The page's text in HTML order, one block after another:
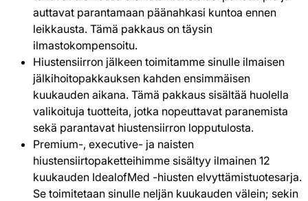
auttavat parantamaan päänahkasi kuntoa ennen
leikkausta. Tämä pakkaus on täysin
ilmastokompensoitu.
Hiustensiirron jälkeen toimitamme sinulle ilmaisen
jälkihoitopakkauksen kahden ensimmäisen
kuukauden aikana. Tämä pakkaus sisältää huolella
valikoituja tuotteita, jotka nopeuttavat paranemista
sekä parantavat hiustensiirron lopputulosta.
Premium-, executive- ja naisten
hiustensiirtopaketteihimme sisältyy ilmainen 12
kuukauden IdealofMed -hiusten elvyttämistuotesarja.
Se toimitetaan sinulle neljän kuukauden välein; sekin